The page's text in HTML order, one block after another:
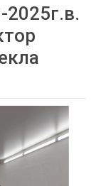
2025г.в.